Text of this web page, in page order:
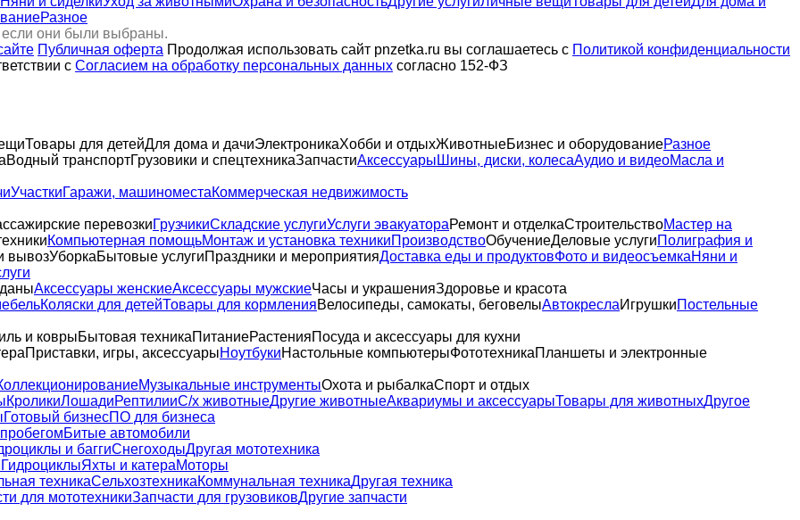
Разное
они были выбраны.
Публичная оферта Продолжая использовать сайт pnzetka.ru вы соглашаетесь с Политикой конфиденциальности
с Согласием на обработку персональных данных согласно 152-ФЗ
Товары для детейДля дома и дачиЭлектроникаХобби и отдыхЖивотныеБизнес и оборудованиеРазное
Водный транспортГрузовики и спецтехникаЗапчастиАксессуары Шины, диски, колесаАудио и видеоМасла и
УчасткиГаражи, машиноместаКоммерческая недвижимость
перевозкиГрузчикиСкладские услугиУслуги эвакуатораРемонт и отделкаСтроительствоМастер на
Компьютерная помощьМонтаж и установка техникиПроизводствоОбучениеДеловые услугиПолиграфия и
вывозУборкаБытовые услугиПраздники и мероприятияДоставка еды и продуктовФото и видеосъемкаНяни и
Аксессуары женскиеАксессуары мужскиеЧасы и украшенияЗдоровье и красота
Коляски для детейТовары для кормленияВелосипеды, самокаты, беговелыАвтокреслаИгрушкиПостельные
и коврыБытовая техникаПитаниеРастенияПосуда и аксессуары для кухни
Приставки, игры, аксессуарыНоутбукиНастольные компьютерыФототехникаПланшеты и электронные
Музыкальные инструментыОхота и рыбалкаСпорт и отдых
КроликиЛошадиРептилииС/х животныеДругие животныеАквариумы и аксессуарыТовары для животныхДругое
Готовый бизнесПО для бизнеса
Битые автомобили
и баггиСнегоходыДругая мототехника
ГидроциклыЯхты и катераМоторы
техникаСельхозтехникаКоммунальная техникаДругая техника
для мототехникиЗапчасти для грузовиковДругие запчасти